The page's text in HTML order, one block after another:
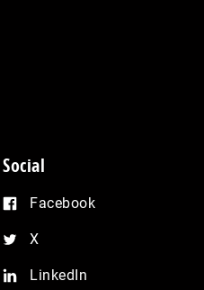
Social
Facebook
X
LinkedIn